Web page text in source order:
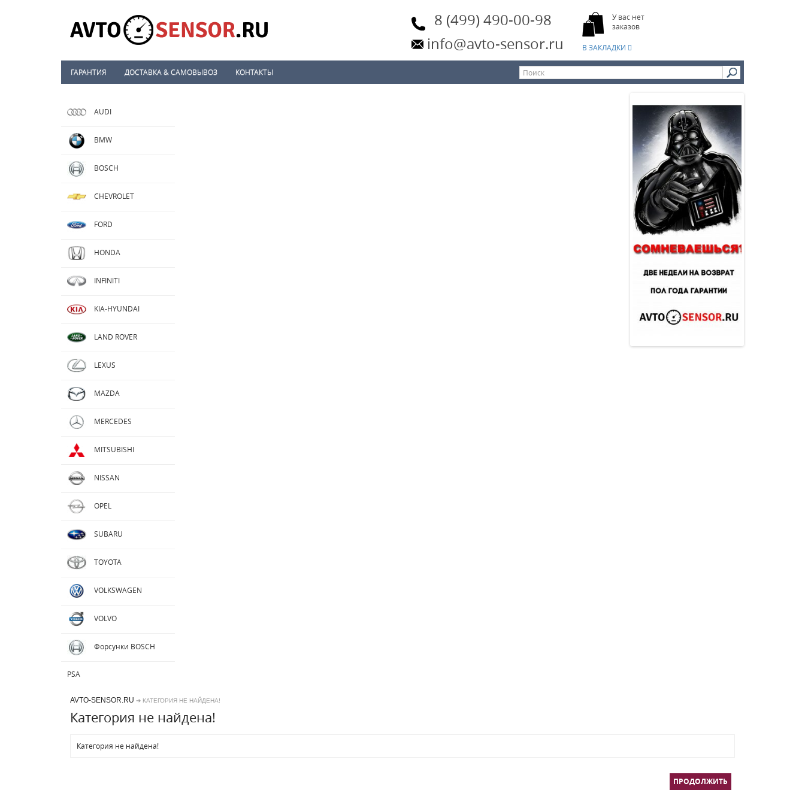
8 (499) 490-00-98
info@avto-sensor.ru
У вас нет
заказов
В ЗАКЛАДКИ
ГАРАНТИЯ ДОСТАВКА & САМОВЫВОЗ КОНТАКТЫ
AUDI
BMW
BOSCH
CHEVROLET
FORD
HONDA
INFINITI
KIA-HYUNDAI
LAND ROVER
LEXUS
MAZDA
MERCEDES
MITSUBISHI
NISSAN
OPEL
SUBARU
TOYOTA
VOLKSWAGEN
VOLVO
Форсунки BOSCH
PSA
AVTO-SENSOR.RU ➔ КАТЕГОРИЯ НЕ НАЙДЕНА!
Категория не найдена!
Категория не найдена!
ПРОДОЛЖИТЬ